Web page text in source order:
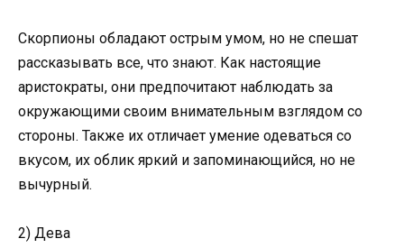
Скорпионы обладают острым умом, но не спешат
рассказывать все, что знают. Как настоящие
аристократы, они предпочитают наблюдать за
окружающими своим внимательным взглядом со
стороны. Также их отличает умение одеваться со
вкусом, их облик яркий и запоминающийся, но не
вычурный.
2) Дева